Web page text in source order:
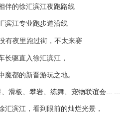
伴的徐汇滨江夜跑路线
滨江专业跑步道沿线
长驱直入徐汇滨江，
魔都的新晋游玩之地。
滑板、攀岩、练舞、宠物联谊会... ...
汇滨江，看到眼前的灿烂光景，